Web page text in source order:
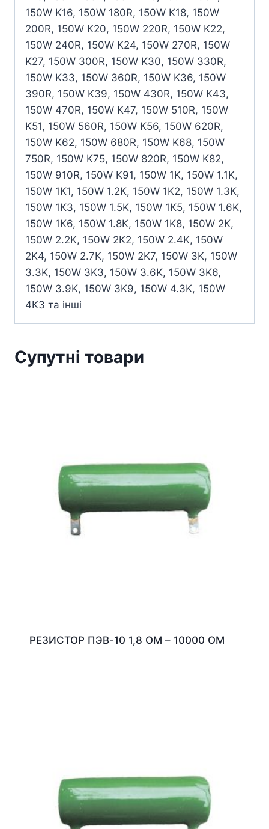
150W K16, 150W 180R, 150W K18, 150W
200R, 150W K20, 150W 220R, 150W K22,
150W 240R, 150W K24, 150W 270R, 150W
K27, 150W 300R, 150W K30, 150W 330R,
150W K33, 150W 360R, 150W K36, 150W
390R, 150W K39, 150W 430R, 150W K43,
150W 470R, 150W K47, 150W 510R, 150W
K51, 150W 560R, 150W K56, 150W 620R,
150W K62, 150W 680R, 150W K68, 150W
750R, 150W K75, 150W 820R, 150W K82,
150W 910R, 150W K91, 150W 1K, 150W 1.1K,
150W 1K1, 150W 1.2K, 150W 1K2, 150W 1.3K,
150W 1K3, 150W 1.5K, 150W 1K5, 150W 1.6K,
150W 1K6, 150W 1.8K, 150W 1K8, 150W 2K,
150W 2.2K, 150W 2K2, 150W 2.4K, 150W
2K4, 150W 2.7K, 150W 2K7, 150W 3K, 150W
3.3K, 150W 3K3, 150W 3.6K, 150W 3K6,
150W 3.9K, 150W 3K9, 150W 4.3K, 150W
4K3 та інші
Супутні товари
РЕЗИСТОР ПЭВ-10 1,8 ОМ – 10000 ОМ